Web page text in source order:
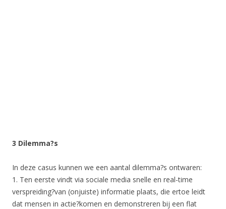
3 Dilemma?s
In deze casus kunnen we een aantal dilemma?s ontwaren:
1. Ten eerste vindt via sociale media snelle en real-time
verspreiding?van (onjuiste) informatie plaats, die ertoe leidt
dat mensen in actie?komen en demonstreren bij een flat